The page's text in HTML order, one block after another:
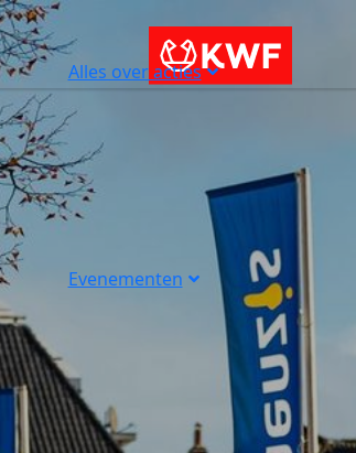
Alles over acties
Evenementen